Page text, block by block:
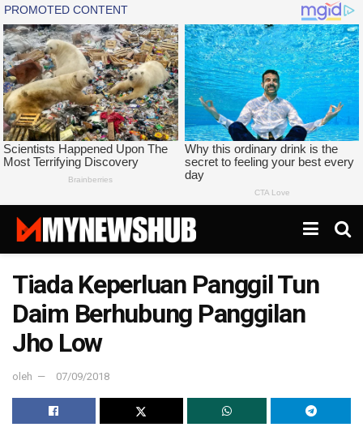
Tiada Keperluan Panggil Tun
Daim Berhubung Panggilan
Jho Low
oleh 07/09/2018